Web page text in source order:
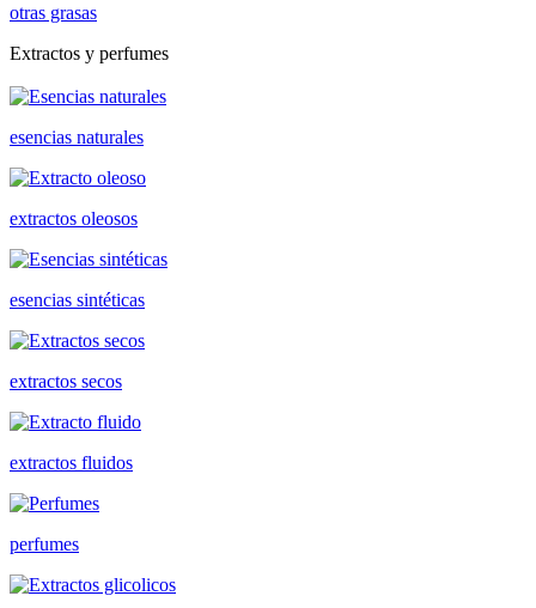
otras grasas
Extractos y perfumes
esencias naturales
extractos oleosos
esencias sintéticas
extractos secos
extractos fluidos
perfumes